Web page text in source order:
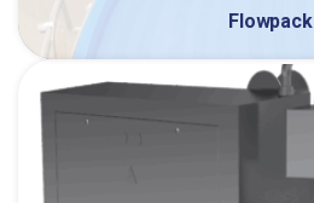
Flowpack